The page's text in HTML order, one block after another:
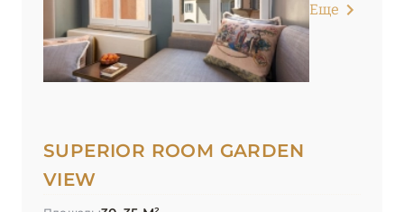
Еще
SUPERIOR ROOM GARDEN
VIEW